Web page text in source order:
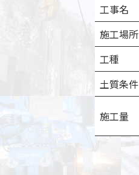
工事名
施工場所
工種
土質条件
施工量